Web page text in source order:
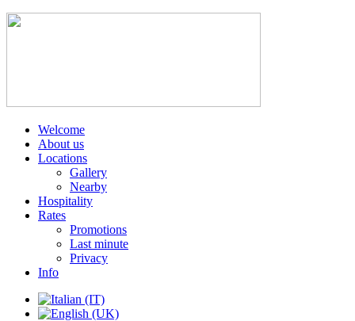
Welcome
About us
Locations
Gallery
Nearby
Hospitality
Rates
Promotions
Last minute
Privacy
Info